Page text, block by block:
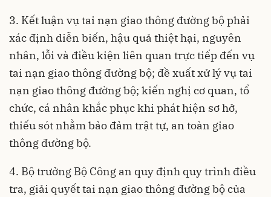
3. Kết luận vụ tai nạn giao thông đường bộ phải
xác định diễn biến, hậu quả thiệt hại, nguyên
nhân, lỗi và điều kiện liên quan trực tiếp đến vụ
tai nạn giao thông đường bộ; đề xuất xử lý vụ tai
nạn giao thông đường bộ; kiến nghị cơ quan, tổ
chức, cá nhân khắc phục khi phát hiện sơ hở,
thiếu sót nhằm bảo đảm trật tự, an toàn giao
thông đường bộ.
4. Bộ trưởng Bộ Công an quy định quy trình điều
tra, giải quyết tai nạn giao thông đường bộ của